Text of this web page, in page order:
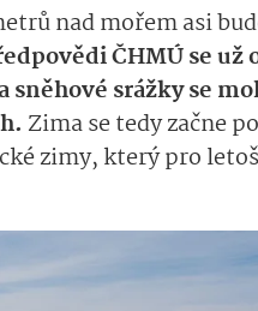
nad mořem asi
ČHMÚ se už
sněhové srážky se
Zima se tedy začne
zimy, který pro